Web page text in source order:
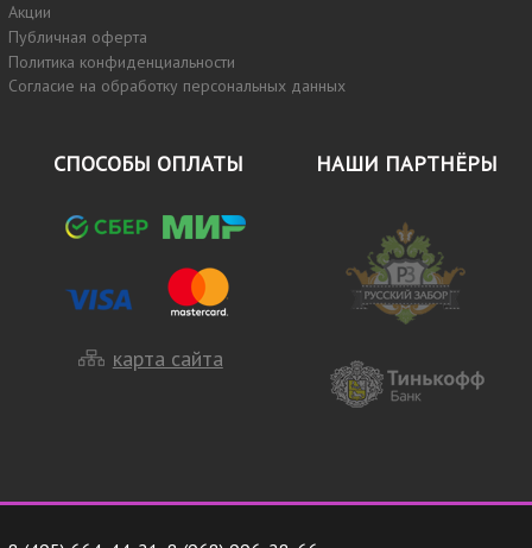
Акции
Публичная оферта
Политика конфиденциальности
Согласие на обработку персональных данных
СПОСОБЫ ОПЛАТЫ
карта сайта
НАШИ ПАРТНЁРЫ